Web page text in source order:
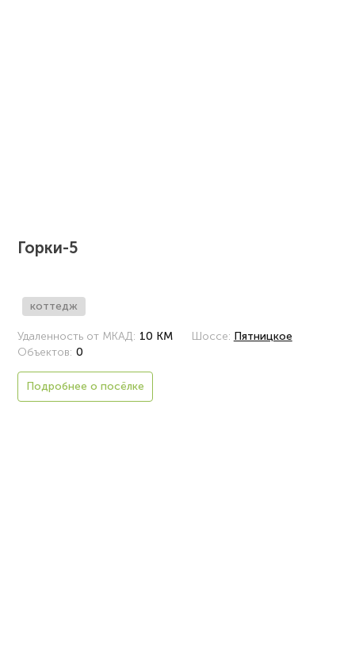
Горки-5
коттедж
Удаленность от МКАД: 10 КМ Шоссе: Пятницкое
Объектов: 0
Подробнее о посёлке